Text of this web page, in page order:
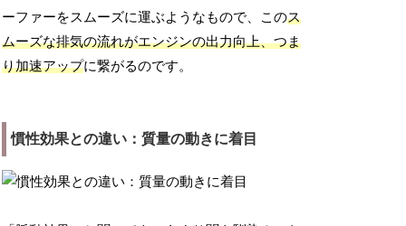
ーファーをスムーズに運ぶようなもので、このス
ムーズな排気の流れがエンジンの出力向上、つま
り加速アップに繋がるのです。
慣性効果との違い：質量の動きに着目